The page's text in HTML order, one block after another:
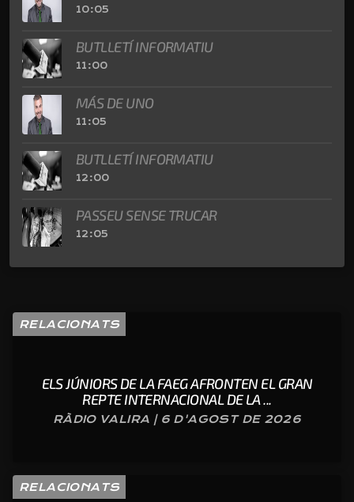
10:05
BUTLLETÍ INFORMATIU
11:00
MÁS DE UNO
11:05
BUTLLETÍ INFORMATIU
12:00
PASSEU SENSE TRUCAR
12:05
RELACIONATS
ELS JÚNIORS DE LA FAEG AFRONTEN EL GRAN
REPTE INTERNACIONAL DE LA ...
RÀDIO VALIRA | 6 D'AGOST DE 2026
RELACIONATS